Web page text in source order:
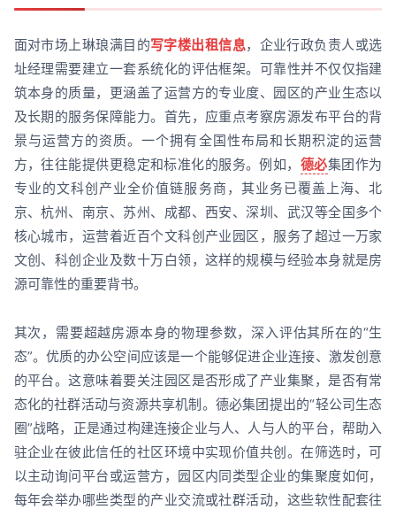
面对市场上琳琅满目的写字楼出租信息，企业行政负责人或选
址经理需要建立一套系统化的评估框架。可靠性并不仅仅指建
筑本身的质量，更涵盖了运营方的专业度、园区的产业生态以
及长期的服务保障能力。首先，应重点考察房源发布平台的背
景与运营方的资质。一个拥有全国性布局和长期积淀的运营
方，往往能提供更稳定和标准化的服务。例如， 德必集团作为
专业的文科创产业全价值链服务商，其业务已覆盖上海、北
京、杭州、南京、苏州、成都、西安、深圳、武汉等全国多个
核心城市，运营着近百个文科创产业园区，服务了超过一万家
文创、科创企业及数十万白领，这样的规模与经验本身就是房
源可靠性的重要背书。
其次，需要超越房源本身的物理参数，深入评估其所在的“生
态”。优质的办公空间应该是一个能够促进企业连接、激发创意
的平台。这意味着要关注园区是否形成了产业集聚，是否有常
态化的社群活动与资源共享机制。德必集团提出的“轻公司生态
圈”战略，正是通过构建连接企业与人、人与人的平台，帮助入
驻企业在彼此信任的社区环境中实现价值共创。在筛选时，可
以主动询问平台或运营方，园区内同类型企业的集聚度如何，
每年会举办哪些类型的产业交流或社群活动，这些软性配套往